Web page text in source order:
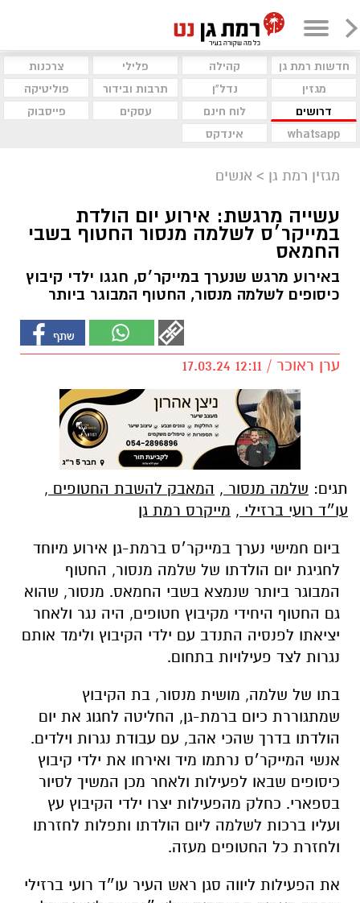
חדשות רמת גן קהילה פלילי
צרכנות
מגזין
נדל"ן תרבות ובידור
פוליטיקה
דרושים
לוח חינם עסקים
פייסבוק
whatsapp
אינדקס
מגזין רמת גן > אנשים
עשייה מרגשת: אירוע יום הולדת
במייקר׳ס לשלמה מנסור החטוף בשבי
החמאס
באירוע מרגש שנערך במייקר׳ס, חגגו ילדי קיבוץ
כיסופים לשלמה מנסור, החטוף המבוגר ביותר
ערן ראוכר / 12:11 17.03.24
תגים: שלמה מנסור , המאבק להשבת החטופים ,
עו״ד רועי ברזילי , מייקרס רמת גן
ביום חמישי נערך במייקר׳ס ברמת-גן אירוע מיוחד
לחגיגת יום הולדתו של שלמה מנסור, החטוף
המבוגר ביותר שנמצא בשבי החמאס. מנסור, שהוא
גם החטוף היחידי מקיבוץ חטופים, היה נגר ולאחר
יציאתו לפנסיה התנדב עם ילדי הקיבוץ ולימד אותם
נגרות לצד פעילויות בתחום.
בתו של שלמה, מושית מנסור, בת הקיבוץ
שמתגוררת כיום ברמת-גן, החליטה לחגוג את יום
הולדתו בדרך שהכי אהב, עם עבודת נגרות וילדים.
אנשי המייקר׳ס נרתמו מיד ואירחו את ילדי קיבוץ
כיסופים שבאו לפעילות ולאחר מכן המשיך לסיור
בספארי. כחלק מהפעילות יצרו ילדי הקיבוץ עץ
ועליו ברכות לשלמה ליום הולדתו ותפלות לחזרתו
ולחזרת כל החטופים מעזה.
את הפעילות ליווה סגן ראש העיר עו״ד רועי ברזילי